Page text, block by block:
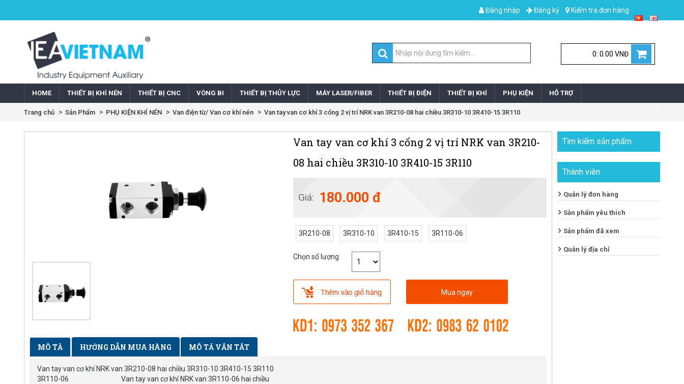
Kiểm tra đơn hàng
Đăng ký
Đăng nhập
0: 0.00 VNĐ
HOME THIẾT BỊ KHÍ NÉN THIẾT BỊ CNC VÒNG BI THIẾT BỊ THỦY LỰC MÁY LASER/FIBER THIẾT BỊ ĐIỆN THIẾT BỊ KHÍ PHỤ KIỆN HỖ TRỢ
Trang chủ Sản Phẩm PHỤ KIỆN KHÍ NÉN Van điện từ/ Van cơ khí nén Van tay van cơ khí 3 cổng 2 vị trí NRK van 3R210-08 hai chiều 3R310-10 3R410-15 3R110
Van tay van cơ khí 3 cổng 2 vị trí NRK van 3R210-
08 hai chiều 3R310-10 3R410-15 3R110
Giá: 180.000 đ
3R210-08 3R310-10 3R410-15 3R110-06
Chọn số lượng
Mua ngay
MÔ TẢ HƯỚNG DẪN MUA HÀNG MÔ TẢ VẮN TẮT
Van tay van cơ khí NRK van 3R210-08 hai chiều 3R310-10 3R410-15 3R110
3R110-06
Van tay van cơ khí NRK van 3R110-06 hai chiều
Tìm kiếm sản phẩm
Thành viên
Quản lý đơn hàng
Sản phẩm yêu thích
Sản phẩm đã xem
Quản lý địa chỉ